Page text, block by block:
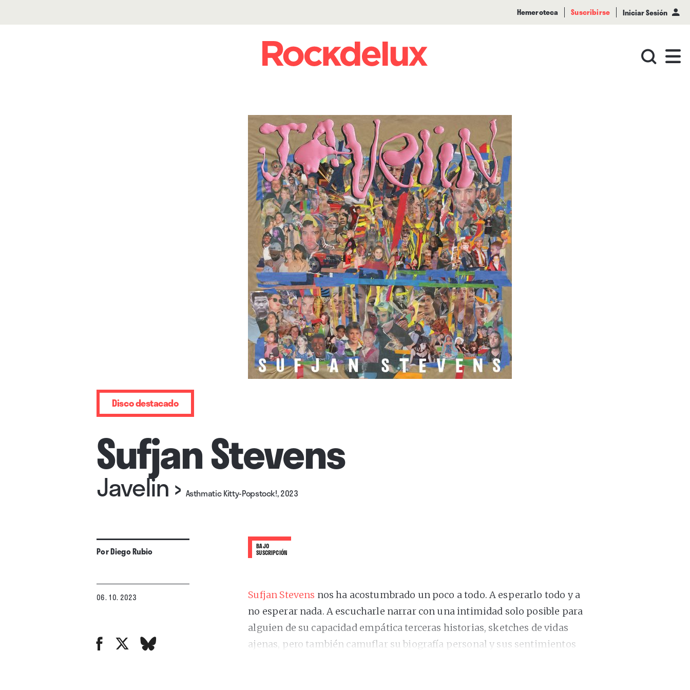
Hemeroteca Suscribirse Iniciar Sesión
Disco destacado
Sufjan Stevens
Javelin› Asthmatic Kitty-Popstock!, 2023
PorDiego Rubio
06. 10. 2023
BAJO
SUSCRIPCIÓN
Sufjan Stevens nos ha acostumbrado un poco a todo. A esperarlo todo y a
no esperar nada. A escucharle narrar con una intimidad solo posible para
alguien de su capacidad empática terceras historias, sketches de vidas
ajenas, pero también camuflar su biografía personal y sus sentimientos